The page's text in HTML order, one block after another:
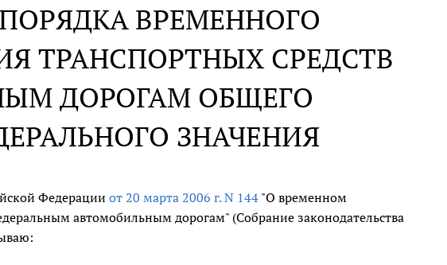
ВРЕМЕННОГО
ТРАНСПОРТНЫХ СРЕДСТВ
ДОРОГАМ ОБЩЕГО
ЗНАЧЕНИЯ
Федерацииот 20 марта 2006 г. N 144 "О временном
автомобильным дорогам" (Собрание законодательства